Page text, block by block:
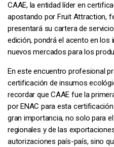
CAAE, la entidad líder en
apostando por Fruit Attraction,
presentará su cartera de
edición, pondrá el acento en
nuevos mercados para los
En este encuentro profesional
certificación de insumos
recordar que CAAE fue la
por ENAC para esta
gran importancia, no solo para
regionales y de las
autorizaciones país-país, sino